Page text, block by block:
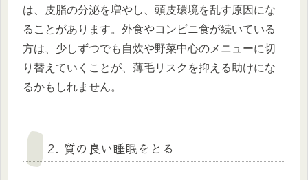
は、皮脂の分泌を増やし、頭皮環境を乱す原因にな
ることがあります。外食やコンビニ食が続いている
方は、少しずつでも自炊や野菜中心のメニューに切
り替えていくことが、薄毛リスクを抑える助けにな
るかもしれません。
2. 質の良い睡眠をとる